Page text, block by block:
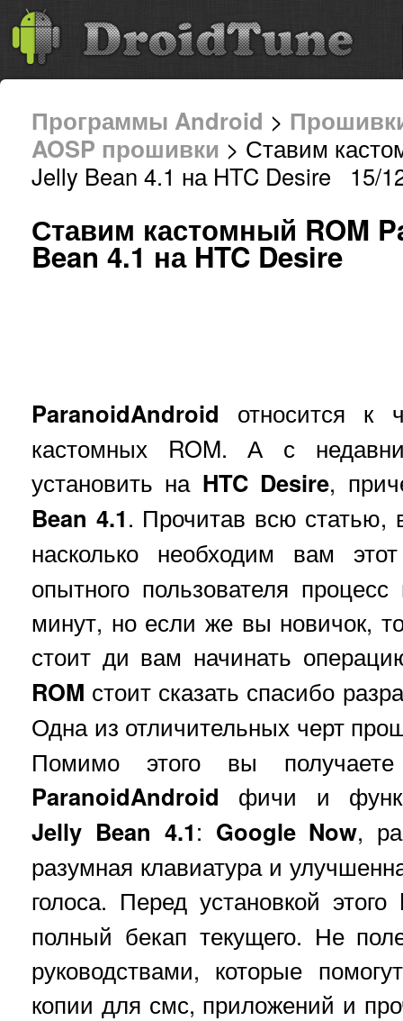
Программы Android >
AOSP прошивки > Ставим
Jelly Bean 4.1 на HTC Desire 15/
Ставим кастомный ROM
Bean 4.1 на HTC Desire
ParanoidAndroid относится к
кастомных ROM. А с
установить на HTC Desire,
Bean 4.1. Прочитав всю статью,
насколько необходим вам
опытного пользователя
минут, но если же вы новичок,
стоит ди вам начинать
ROM стоит сказать спасибо
Одна из отличительных черт
Помимо этого вы
ParanoidAndroid фичи и
Jelly Bean 4.1: Google Now,
разумная клавиатура и
голоса. Перед установкой этого
полный бекап текущего. Не
руководствами, которые
копии для смс, приложений и